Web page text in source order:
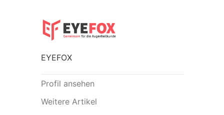
EYEFOX
Profil ansehen
Weitere Artikel